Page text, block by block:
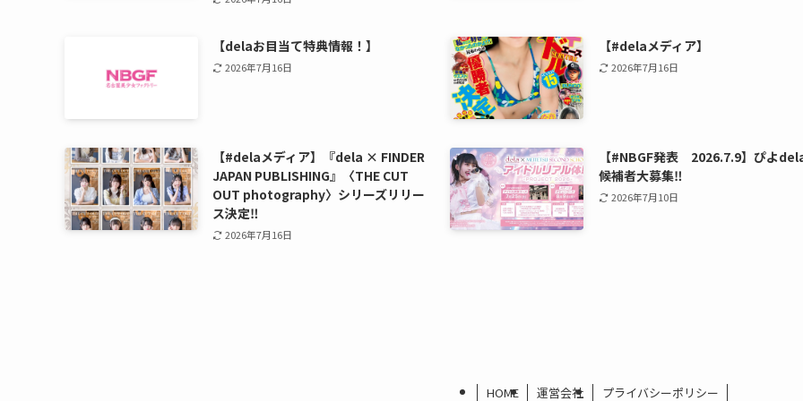
【delaお目当て特典情報！】
2026年7月16日
【#delaメディア】
2026年7月16日
【#delaメディア】『dela × FINDER
JAPAN PUBLISHING』〈THE CUT
OUT photography〉シリーズリリー
ス決定‼️
2026年7月16日
【#NBGF発表 2026.7.9】ぴよ
候補者大募集‼️
2026年7月10日
HOME 運営会社 プライバシーポリシー